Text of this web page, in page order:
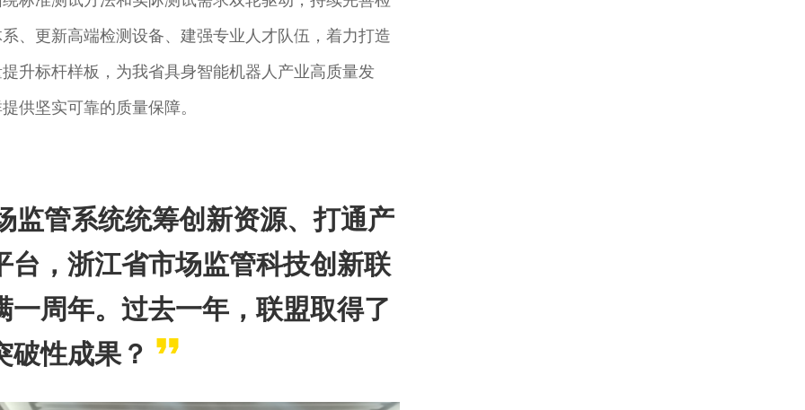
、更新高端检测设备、建强专业人才队伍，着力打造
升标杆样板，为我省具身智能机器人产业高质量发
供坚实可靠的质量保障。
监管系统统筹创新资源、打通产
台，浙江省市场监管科技创新联
一周年。过去一年，联盟取得了
破性成果？